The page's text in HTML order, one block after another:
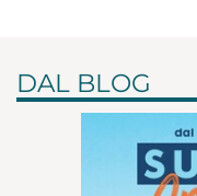
DAL BLOG